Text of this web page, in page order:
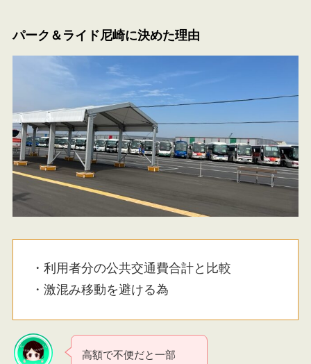
パーク＆ライド尼崎に決めた理由
・利用者分の公共交通費合計と比較
・激混み移動を避ける為
高額で不便だと一部